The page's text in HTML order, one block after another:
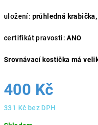
uložení: průhledná
certifikát pravosti: ANO
Srovnávací kostička má
400 Kč
331 Kč bez DPH